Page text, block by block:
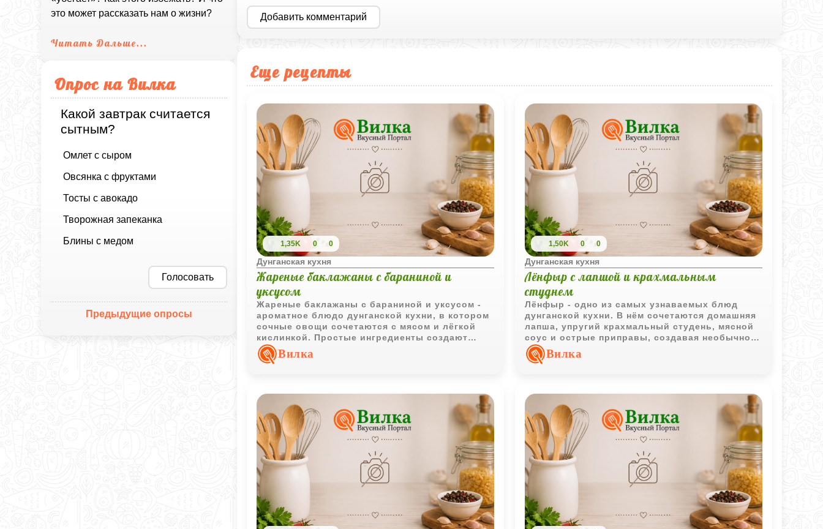
это может рассказать нам о жизни?
Читать Дальше...
Опрос на Вилка
Какой завтрак считается
сытным?
Омлет с сыром
Овсянка с фруктами
Тосты с авокадо
Творожная запеканка
Блины с медом
Голосовать
Предыдущие опросы
Добавить комментарий
Еще рецепты
1,35K 0 0
Дунганская кухня
Жареные баклажаны с бараниной и
уксусом
Жареные баклажаны с бараниной и уксусом -
ароматное блюдо дунганской кухни, в котором
сочные овощи сочетаются с мясом и лёгкой
кислинкой. Простые ингредиенты создают
насыщенный вкус, который особенно хорошо
раскрывается со свежими лепёшками и
Вилка
1,50K 0 0
Дунганская кухня
Лёнфыр с лапшой и крахмальным
студнем
Лёнфыр - одно из самых узнаваемых блюд
дунганской кухни. В нём сочетаются домашняя
лапша, упругий крахмальный студень, мясной
соус и острые приправы, создавая необычное
сочетание текстур и вкусов.
Вилка